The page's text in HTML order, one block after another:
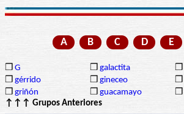
A B C D E
❒ G ❒ galactita ❒
❒ gérrido ❒ gineceo ❒
❒ griñón ❒ guacamayo ❒
↑↑↑ Grupos Anteriores